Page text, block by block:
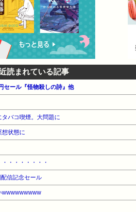
読まれている記事
セール『怪物殺しの詩』他
バコ喫煙。大問題に
想状態に
・・・・・・・
信記念セール
wwwwwwwww